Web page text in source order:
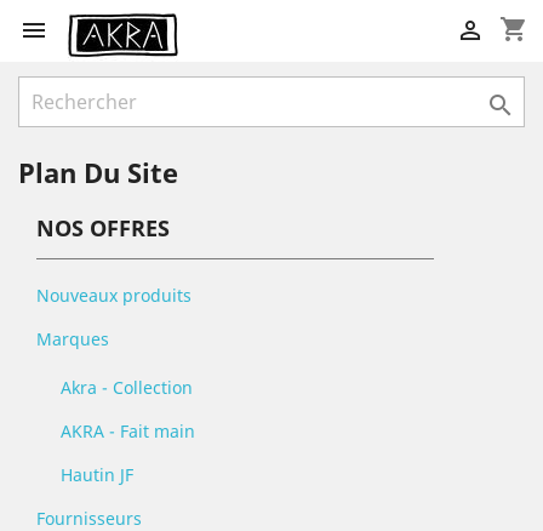
 shopping_cart


Plan Du Site
NOS OFFRES
Nouveaux produits
Marques
Akra - Collection
AKRA - Fait main
Hautin JF
Fournisseurs